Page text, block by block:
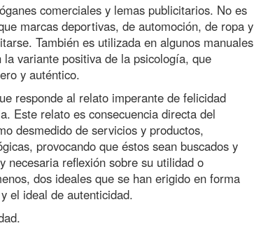
comerciales y lemas publicitarios. No es
marcas deportivas, de automoción, de ropa y
También es utilizada en algunos manuales
variante positiva de la psicología, que
y auténtico.
responde al relato imperante de felicidad
Este relato es consecuencia directa del
desmedido de servicios y productos,
provocando que éstos sean buscados y
necesaria reflexión sobre su utilidad o
dos ideales que se han erigido en forma
el ideal de autenticidad.